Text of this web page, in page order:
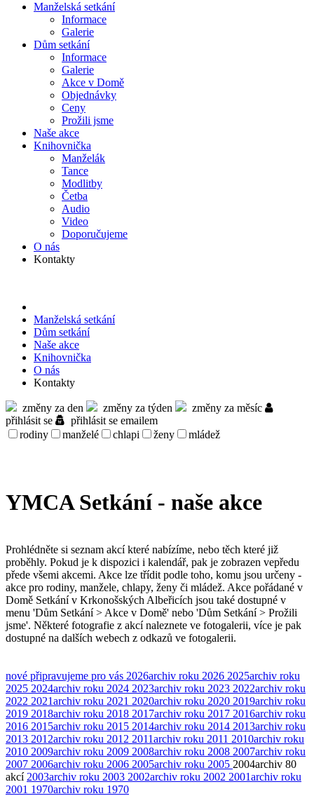
Manželská setkání
Informace
Galerie
Dům setkání
Informace
Galerie
Akce v Domě
Objed­návky
Ceny
Prožili jsme
Naše akce
Knihov­nička
Manželák
Tance
Modlitby
Četba
Audio
Video
Doporu­čujeme
O nás
Kontakty
Manželská setkání
Dům setkání
Naše akce
Knihov­nička
O nás
Kontakty
změny za den změny za týden
změny za měsíc
přihlásit se
přihlásit se emailem
rodiny
manželé chlapi ženy mládež
YMCA Setkání - naše akce
Prohlédněte si seznam akcí které nabízíme, nebo těch které již
proběhly. Pokud je k dispozici i kalendář, pak je zobrazen vepředu
přede všemi akcemi. Akce lze třídit podle toho, komu jsou určeny -
akce pro rodiny, manžele, chlapy, ženy či mládež. Akce pořádané v
Domě Setkání v Krkonošských Albeřicích jsou také dostupné v
menu 'Dům Setkání > Akce v Domě' nebo 'Dům Setkání > Prožili
jsme'. Některé fotografie z akcí naleznete ve fotogalerii, více je pak
dostupné na dalších webech z odkazů ve fotogalerii.
nové připravujeme pro vás 2026archiv roku 2026 2025archiv roku
2025 2024archiv roku 2024 2023archiv roku 2023 2022archiv roku
2022 2021archiv roku 2021 2020archiv roku 2020 2019archiv roku
2019 2018archiv roku 2018 2017archiv roku 2017 2016archiv roku
2016 2015archiv roku 2015 2014archiv roku 2014 2013archiv roku
2013 2012archiv roku 2012 2011archiv roku 2011 2010archiv roku
2010 2009archiv roku 2009 2008archiv roku 2008 2007archiv roku
2007 2006archiv roku 2006 2005archiv roku 2005 2004archiv 80
akcí 2003archiv roku 2003 2002archiv roku 2002 2001archiv roku
2001 1970archiv roku 1970